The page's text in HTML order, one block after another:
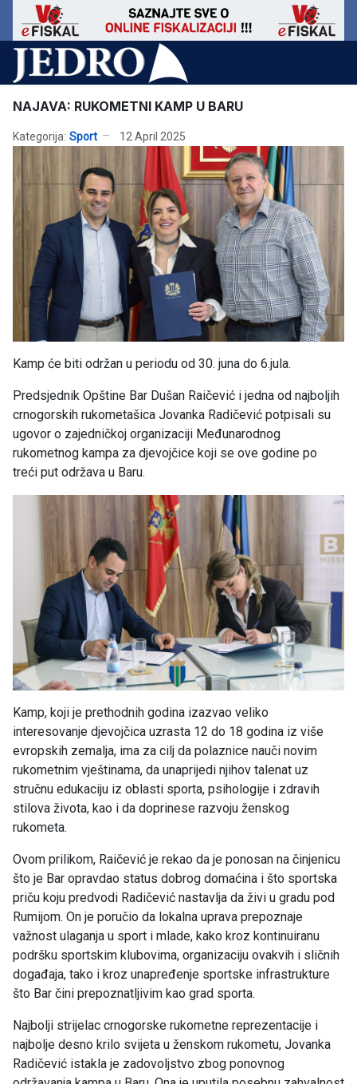
NAJAVA: RUKOMETNI KAMP U BARU
Kategorija: Sport 12 April 2025
Kamp će biti održan u periodu od 30. juna do 6.jula.
Predsjednik Opštine Bar Dušan Raičević i jedna od najboljih
crnogorskih rukometašica Jovanka Radičević potpisali su
ugovor o zajedničkoj organizaciji Međunarodnog
rukometnog kampa za djevojčice koji se ove godine po
treći put održava u Baru.
Kamp, koji je prethodnih godina izazvao veliko
interesovanje djevojčica uzrasta 12 do 18 godina iz više
evropskih zemalja, ima za cilj da polaznice nauči novim
rukometnim vještinama, da unaprijedi njihov talenat uz
stručnu edukaciju iz oblasti sporta, psihologije i zdravih
stilova života, kao i da doprinese razvoju ženskog
rukometa.
Ovom prilikom, Raičević je rekao da je ponosan na činjenicu
što je Bar opravdao status dobrog domaćina i što sportska
priču koju predvodi Radičević nastavlja da živi u gradu pod
Rumijom. On je poručio da lokalna uprava prepoznaje
važnost ulaganja u sport i mlade, kako kroz kontinuiranu
podršku sportskim klubovima, organizaciju ovakvih i sličnih
događaja, tako i kroz unapređenje sportske infrastrukture
što Bar čini prepoznatljivim kao grad sporta.
Najbolji strijelac crnogorske rukometne reprezentacije i
najbolje desno krilo svijeta u ženskom rukometu, Jovanka
Radičević istakla je zadovoljstvo zbog ponovnog